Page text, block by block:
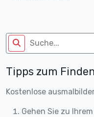
Tipps zum
Kostenlose
Gehen Sie zu